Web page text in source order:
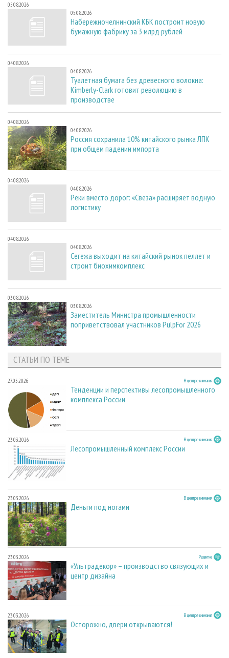
05.08.2026
05.08.2026
Набережночелнинский КБК построит новую
бумажную фабрику за 3 млрд рублей
04.08.2026
04.08.2026
Туалетная бумага без древесного волокна:
Kimberly-Clark готовит революцию в
производстве
04.08.2026
04.08.2026
Россия сохранила 10% китайского рынка ЛПК
при общем падении импорта
04.08.2026
04.08.2026
Реки вместо дорог: «Свеза» расширяет водную
логистику
04.08.2026
04.08.2026
Сегежа выходит на китайский рынок пеллет и
строит биохимкомплекс
03.08.2026
03.08.2026
Заместитель Министра промышленности
поприветствовал участников PulpFor 2026
СТАТЬИ ПО ТЕМЕ
27.05.2026 В центре внимания
Тенденции и перспективы лесопромышленного
комплекса России
23.03.2026 В центре внимания
Лесопромышленный комплекс России
23.03.2026 В центре внимания
Деньги под ногами
23.03.2026 Развитие
«Ультрадекор» – производство связующих и
центр дизайна
23.03.2026 В центре внимания
Осторожно, двери открываются!